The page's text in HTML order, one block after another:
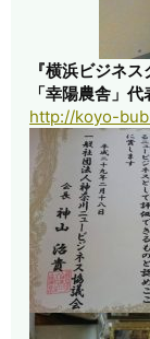
『横浜ビジネ
「幸陽農舎」
http://koyo-